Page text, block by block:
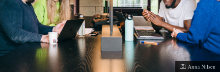
Fotograf:
Anna Nilsen